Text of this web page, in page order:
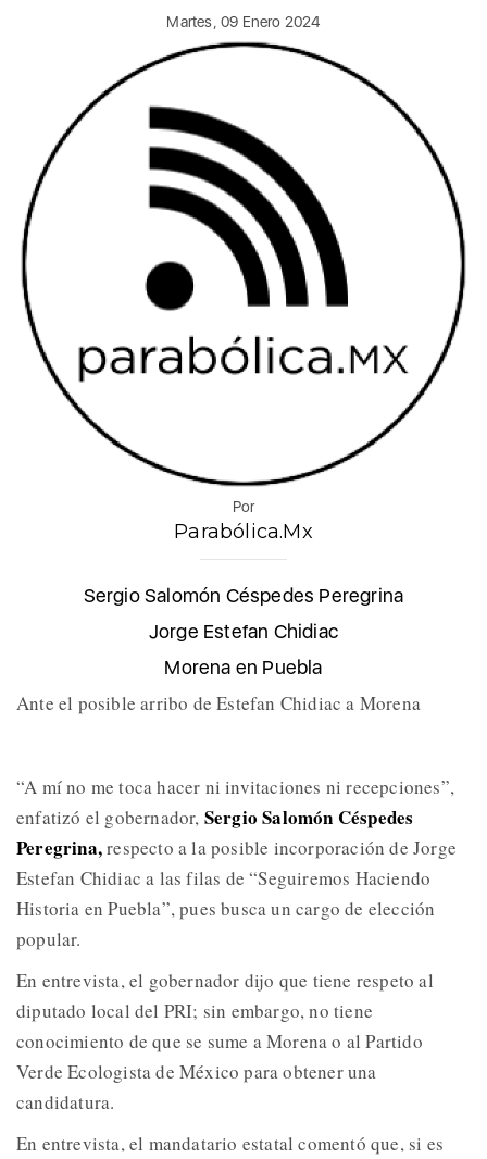
Martes, 09 Enero 2024
Por
Parabólica.Mx
Sergio Salomón Céspedes Peregrina
Jorge Estefan Chidiac
Morena en Puebla
Ante el posible arribo de Estefan Chidiac a Morena
“A mí no me toca hacer ni invitaciones ni recepciones”,
enfatizó el gobernador, Sergio Salomón Céspedes
Peregrina,respecto a la posible incorporación de Jorge
Estefan Chidiac a las filas de “Seguiremos Haciendo
Historia en Puebla”, pues busca un cargo de elección
popular.
En entrevista, el gobernador dijo que tiene respeto al
diputado local del PRI; sin embargo, no tiene
conocimiento de que se sume a Morena o al Partido
Verde Ecologista de México para obtener una
candidatura.
En entrevista, el mandatario estatal comentó que, si es